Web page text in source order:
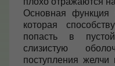
О нас
Наши клиники
Полезные статьи
Основная функция
которая
попасть в
слизистую
поступления